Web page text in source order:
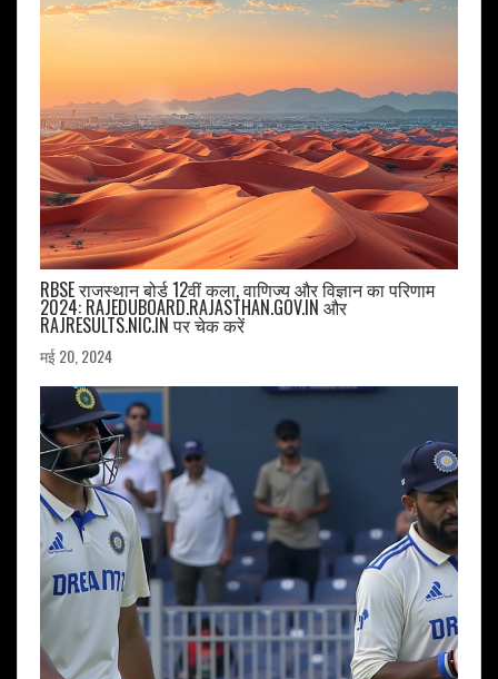
RBSE राजस्थान बोर्ड 12वीं कला, वाणिज्य और विज्ञान का परिणाम
2024: RAJEDUBOARD.RAJASTHAN.GOV.IN और
RAJRESULTS.NIC.IN पर चेक करें
मई 20, 2024